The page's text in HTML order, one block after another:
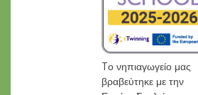
Tο νηπιαγωγείο μας
βραβεύτηκε με την